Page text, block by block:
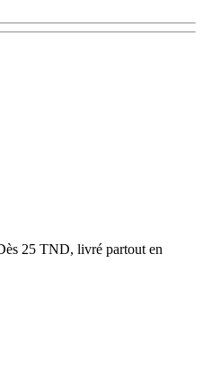
25 TND, livré partout en